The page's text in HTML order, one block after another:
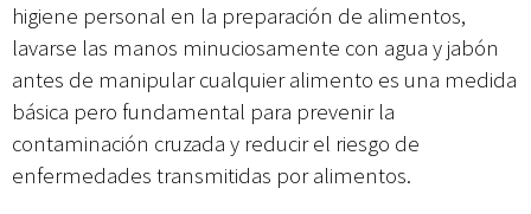
higiene personal en la preparación de alimentos,
lavarse las manos minuciosamente con agua y jabón
antes de manipular cualquier alimento es una medida
básica pero fundamental para prevenir la
contaminación cruzada y reducir el riesgo de
enfermedades transmitidas por alimentos.